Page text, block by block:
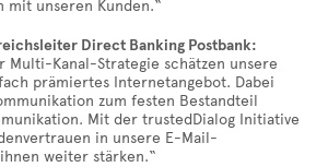
mit unseren Kunden.“
Direct Banking Postbank:
Multi-Kanal-Strategie schätzen unsere
prämiertes Internetangebot. Dabei
zum festen Bestandteil
Mit der trustedDialog Initiative
in unsere E-Mail-
weiter stärken.“